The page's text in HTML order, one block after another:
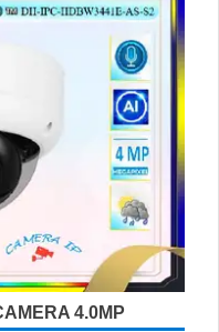
4.0MP